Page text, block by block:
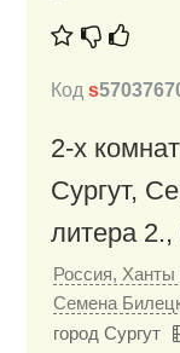
Код s
2-х
Сургут,
литера
Россия, Ханты
Семена
город Сургут